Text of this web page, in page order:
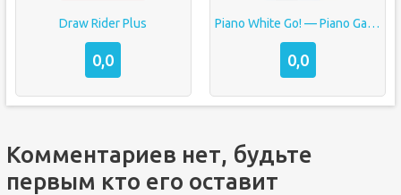
Draw Rider Plus
0,0
Piano White Go! — Piano Games Tiles
0,0
Комментариев нет, будьте
первым кто его оставит